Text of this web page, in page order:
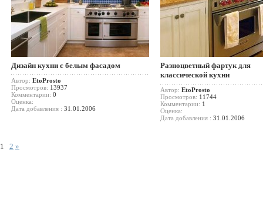
Дизайн кухни с белым фасадом
Автор: EtoProsto
Просмотров: 13937
Комментарии: 0
Оценка:
Дата добавления : 31.01.2006
Разноцветный фартук для
классической кухни
Автор: EtoProsto
Просмотров: 11744
Комментарии: 1
Оценка:
Дата добавления : 31.01.2006
1 2 »